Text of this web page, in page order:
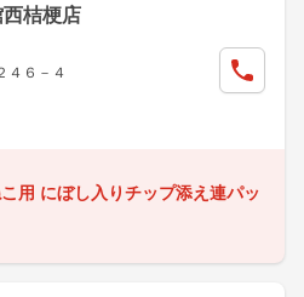
桔梗店
４６－４
用 にぼし入りチップ添え連パッ